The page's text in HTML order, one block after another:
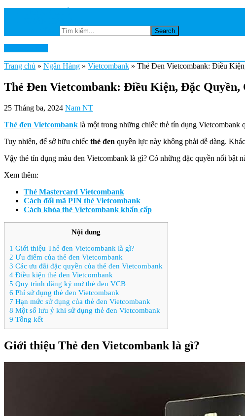
Trang chủ » Ngân Hàng » Vietcombank » Thẻ Đen Vietcombank: Điều
Thẻ Đen Vietcombank: Điều Kiện, Đặc Quyền,
25 Tháng ba, 2024 Nam NT
Thẻ đen Vietcombank là một trong những chiếc thẻ tín dụng Vietcombank
Tuy nhiên, để sở hữu chiếc thẻ đen quyền lực này không phải dễ dàng.
Vậy thẻ tín dụng màu đen Vietcombank là gì? Có những đặc quyền nổi bật
Xem thêm:
Thẻ Mastercard Vietcombank
Cách đổi mã PIN thẻ Vietcombank
Cách khóa thẻ Vietcombank khẩn cấp
Nội dung
1 Giới thiệu Thẻ đen Vietcombank là gì?
2 Ưu điểm của thẻ đen Vietcombank
3 Các ưu đãi đặc quyền của thẻ đen Vietcombank
4 Điều kiện thẻ đen Vietcombank
5 Quy trình đăng ký mở thẻ đen VCB
6 Phí sử dụng thẻ đen Vietcombank
7 Hạn mức sử dụng của thẻ đen Vietcombank
8 Một số lưu ý khi sử dụng thẻ đen Vietcombank
9 Tổng kết
Giới thiệu Thẻ đen Vietcombank là gì?